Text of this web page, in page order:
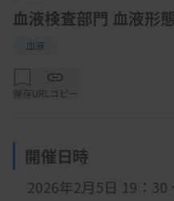
血液検査部門 血液形
血液
保存URLコピー
開催日時
2026年2月5日 19：30